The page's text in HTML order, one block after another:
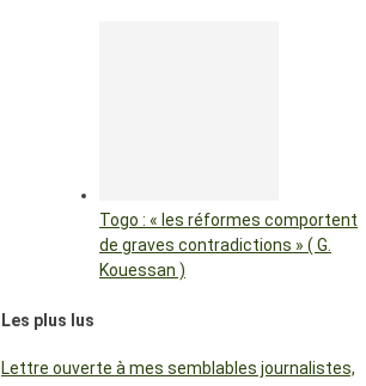
Togo : « les réformes comportent
de graves contradictions » ( G.
Kouessan )
Les plus lus
Lettre ouverte à mes semblables journalistes,